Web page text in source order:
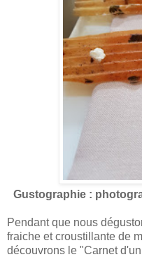
Gustographie :
Pendant que nous
fraiche et croustillante de
découvrons le "Carnet